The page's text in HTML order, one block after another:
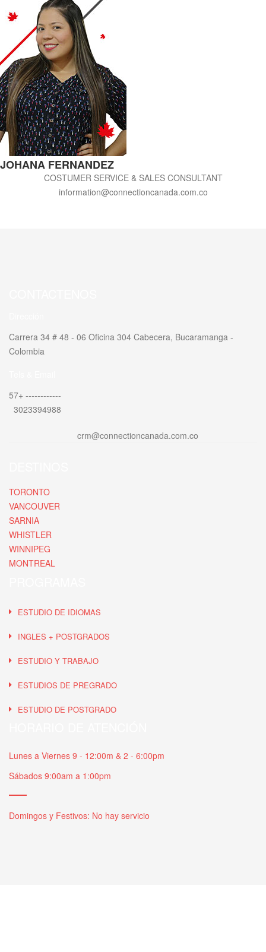
JOHANA FERNANDEZ
COSTUMER SERVICE & SALES CONSULTANT
information@connectioncanada.com.co
Carrera 34 # 48 - 06 Oficina 304 Cabecera, Bucaramanga -
Colombia
57+ ------------
3023394988
crm@connectioncanada.com.co
TORONTO
VANCOUVER
SARNIA
WHISTLER
WINNIPEG
MONTREAL
ESTUDIO DE IDIOMAS
INGLES + POSTGRADOS
ESTUDIO Y TRABAJO
ESTUDIOS DE PREGRADO
ESTUDIO DE POSTGRADO
Lunes a Viernes 9 - 12:00m & 2 - 6:00pm
Sábados 9:00am a 1:00pm
Domingos y Festivos: No hay servicio